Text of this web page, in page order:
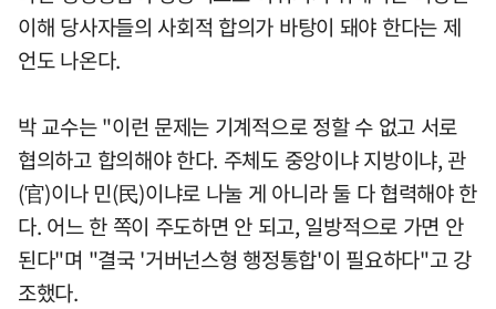
이해 당사자들의 사회적 합의가 바탕이 돼야 한다는 제
언도 나온다.
박 교수는 "이런 문제는 기계적으로 정할 수 없고 서로
협의하고 합의해야 한다. 주체도 중앙이냐 지방이냐, 관
(官)이나 민(民)이냐로 나눌 게 아니라 둘 다 협력해야 한
다. 어느 한 쪽이 주도하면 안 되고, 일방적으로 가면 안
된다"며 "결국 '거버넌스형 행정통합'이 필요하다"고 강
조했다.